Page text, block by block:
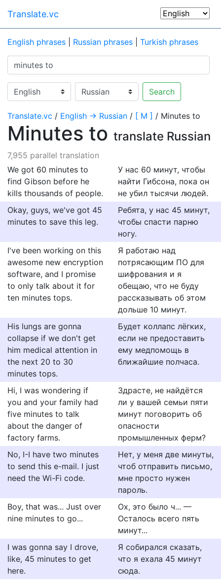
Translate.vc
English phrases Russian phrases Turkish phrases
Search
Translate.vc / English → Russian / [ M ] / Minutes to
Minutes to translate Russian
7,955 parallel translation
We got 60 minutes to
find Gibson before he
kills thousands of people.
У нас 60 минут, чтобы
найти Гибсона, пока он
не убил тысячи людей.
Okay, guys, we've got 45
minutes to save this leg.
Ребята, у нас 45 минут,
чтобы спасти парню
ногу.
I've been working on this
awesome new encryption
software, and I promise
to only talk about it for
ten minutes tops.
Я работаю над
потрясающим ПО для
шифрования и я
обещаю, что не буду
рассказывать об этом
дольше 10 минут.
His lungs are gonna
collapse if we don't get
him medical attention in
the next 20 to 30
minutes tops.
Будет коллапс лёгких,
если не предоставить
ему медпомощь в
ближайшие полчаса.
Hi, I was wondering if
you and your family had
five minutes to talk
about the danger of
factory farms.
Здрасте, не найдётся
ли у вашей семьи пяти
минут поговорить об
опасности
промышленных ферм?
No, I-I have two minutes
to send this e-mail. I just
need the Wi-Fi code.
Нет, у меня две минуты,
чтоб отправить письмо,
мне просто нужен
пароль.
Boy, that was... Just over
nine minutes to go...
Ох, это было ч... —
Осталось всего пять
минут...
I was gonna say I drove,
like, 45 minutes to get
here.
Я собирался сказать,
что я ехала 45 минут
сюда.